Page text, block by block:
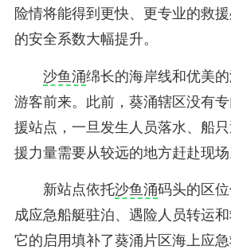
险情将能得到更快、更专业的救
的安全系数大幅提升。
沙鱼涌绵长的海岸线和优美
游客前来。此前，葵涌辖区没有
援站点，一旦发生人员落水、船
援力量需要从较远的地方赶赴现场
新站点依托沙鱼涌码头的区
成应急船艇驻泊、遇险人员转运和
它的启用填补了葵涌片区海上应